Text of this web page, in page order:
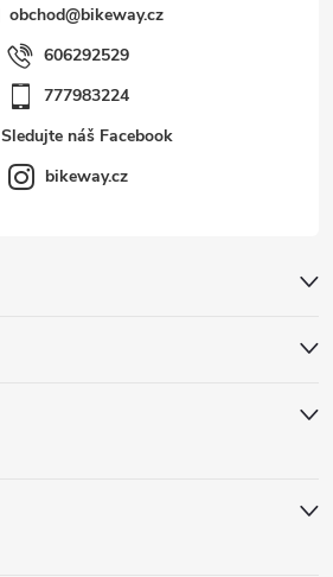
obchod@bikeway.cz
606292529
777983224
Sledujte náš Facebook
bikeway.cz